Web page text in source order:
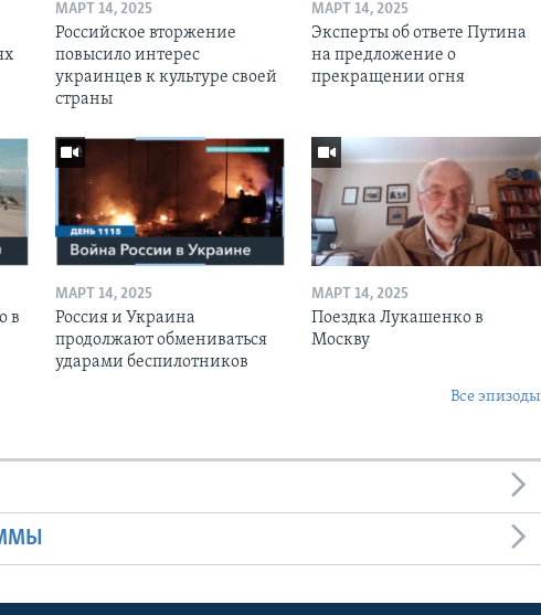
МАРТ 14, 2025
Российское вторжение
повысило интерес
украинцев к культуре своей
страны
МАРТ 14, 2025
Эксперты об ответе Путина
на предложение о
прекращении огня
в
МАРТ 14, 2025
Россия и Украина
продолжают обмениваться
ударами беспилотников
МАРТ 14, 2025
Поездка Лукашенко в
Москву
Все эпизоды